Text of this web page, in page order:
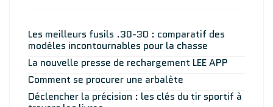
Les meilleurs fusils .30-30 : comparatif des
modèles incontournables pour la chasse
La nouvelle presse de rechargement LEE APP
Comment se procurer une arbalète
Déclencher la précision : les clés du tir sportif à